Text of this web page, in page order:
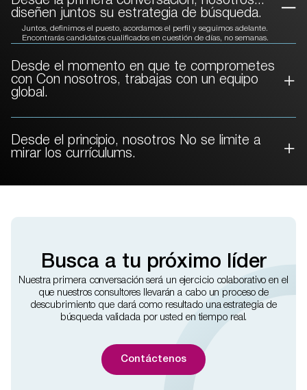
diseñen juntos su estrategia de búsqueda.
Juntos, definimos el puesto, acordamos el perfil y seguimos adelante.
Encontrarás candidatos cualificados en cuestión de días, no semanas.
Desde el momento en que te comprometes
con Con nosotros, trabajas con un equipo
global.
Desde el principio, nosotros
No se limite a
mirar los currículums.
Busca a tu próximo líder
Nuestra primera conversación será un ejercicio colaborativo en el
que nuestros consultores llevarán a cabo un proceso de
descubrimiento que dará como resultado una estrategia de
búsqueda validada por usted en tiempo real.
Contáctenos